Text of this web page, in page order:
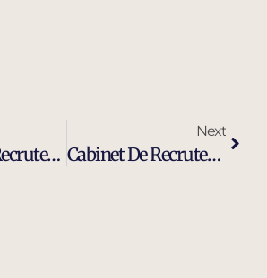
Cabinet De Recrutement Et De Sourcing À Aubagne
Next
Cabinet De Recrutement Et Chasseurs De Têtes À Aubagne